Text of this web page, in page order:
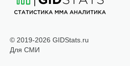
© 2019-2026 GIDStats.ru
Для СМИ